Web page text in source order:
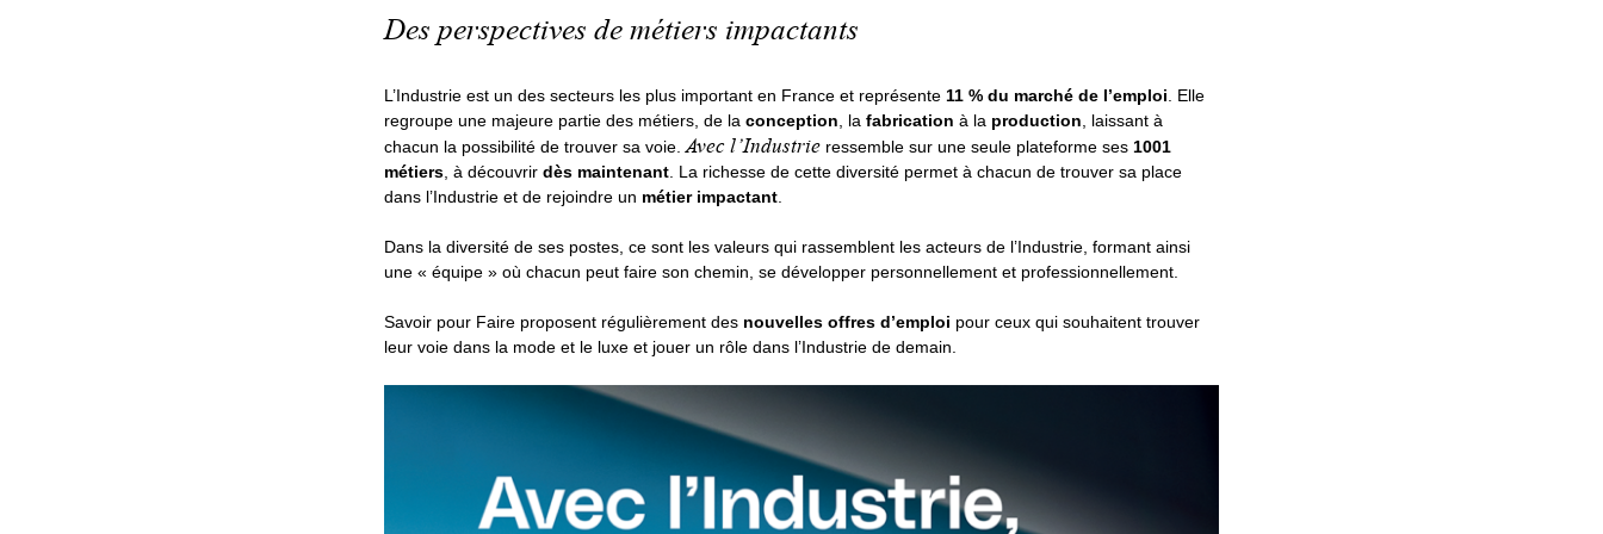
100
Des perspectives de métiers impactants
L’Industrie est un des secteurs les plus important en France et représente 11 % du marché de l’emploi . Elle
regroupe une majeure partie des métiers, de la conception , la fabrication à la production , laissant à
chacun la possibilité de trouver sa voie. Avec l’Industrie ressemble sur une seule plateforme ses 1001
métiers , à découvrir dès maintenant . La richesse de cette diversité permet à chacun de trouver sa place
dans l’Industrie et de rejoindre un métier impactant
Dans la diversité de ses postes, ce sont les valeurs qui rassemblent les acteurs de l’Industrie, formant ainsi
une « équipe » où chacun peut faire son chemin, se développer personnellement et professionnellement.
Savoir pour Faire proposent régulièrement des nouvelles offres d’emploi pour ceux qui souhaitent trouver
leur voie dans la mode et le luxe et jouer un rôle dans l’Industrie de demain.